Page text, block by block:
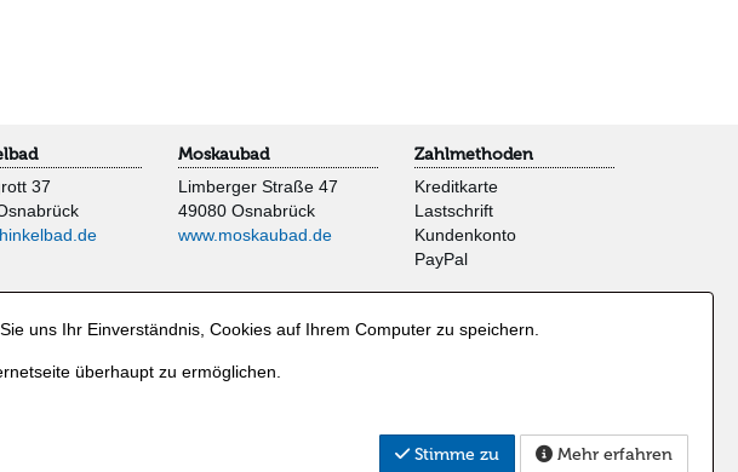
37
Moskaubad
Limberger Straße 47
49080 Osnabrück
www.moskaubad.de
Zahlmethoden
Kreditkarte
Lastschrift
Kundenkonto
PayPal
uns Ihr Einverständnis, Cookies auf Ihrem Computer zu speichern.
überhaupt zu ermöglichen.
Stimme zu Mehr erfahren